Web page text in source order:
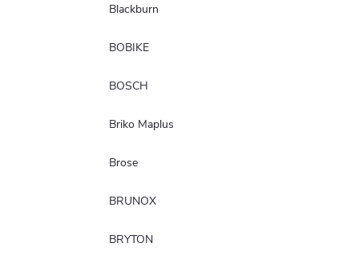
Blackburn
BOBIKE
BOSCH
Briko Maplus
Brose
BRUNOX
BRYTON